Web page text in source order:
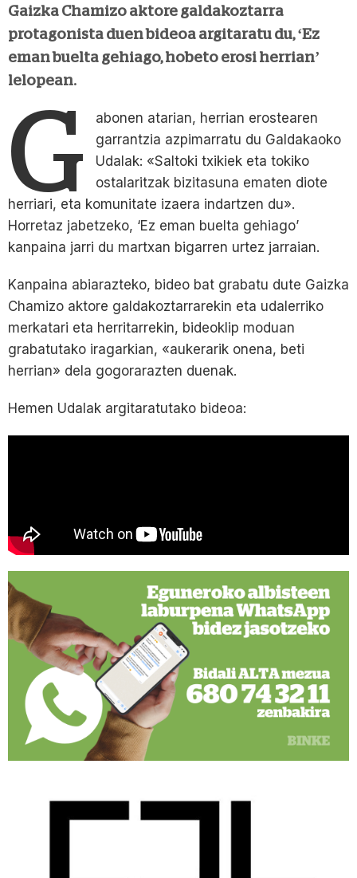
Gaizka Chamizo aktore galdakoztarra
protagonista duen bideoa argitaratu du, ‘Ez
eman buelta gehiago, hobeto erosi herrian’
lelopean.
G
abonen atarian, herrian erostearen
garrantzia azpimarratu du Galdakaoko
Udalak: «Saltoki txikiek eta tokiko
ostalaritzak bizitasuna ematen diote
herriari, eta komunitate izaera indartzen du».
Horretaz jabetzeko, ‘Ez eman buelta gehiago’
kanpaina jarri du martxan bigarren urtez jarraian.
Kanpaina abiarazteko, bideo bat grabatu dute Gaizka
Chamizo aktore galdakoztarrarekin eta udalerriko
merkatari eta herritarrekin, bideoklip moduan
grabatutako iragarkian, «aukerarik onena, beti
herrian» dela gogorarazten duenak.
Hemen Udalak argitaratutako bideoa: